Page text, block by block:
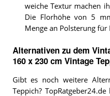
weiche Textur machen
Die Florhöhe von 5
Menge an Polsterung für
Alternativen zu dem
160 x 230 cm Vintage
Gibt es noch weitere
Teppich?